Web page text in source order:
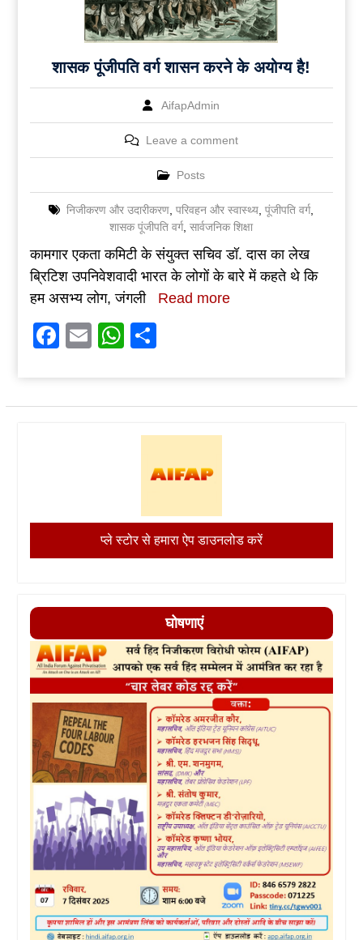
शासक पूंजीपति वर्ग शासन करने के अयोग्य है!
AifapAdmin
Leave a comment
Posts
निजीकरण और उदारीकरण,परिवहन और स्वास्थ्य,पूंजीपति वर्ग,
शासक पूंजीपति वर्ग,सार्वजनिक शिक्षा
कामगार एकता कमिटी के संयुक्त सचिव डॉ. दास का लेख
ब्रिटिश उपनिवेशवादी भारत के लोगों के बारे में कहते थे कि
हम असभ्य लोग, जंगली
Read more
Facebook
EmailWhatsApp
प्ले स्टोर से हमारा ऐप डाउनलोड करें
घोषणाएं